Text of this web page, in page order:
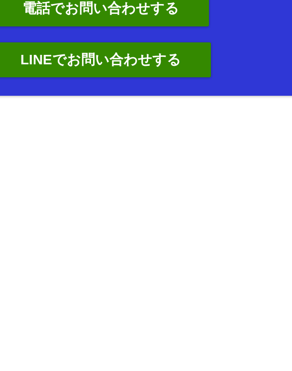
電話でお問い合わせする
LINEでお問い合わせする